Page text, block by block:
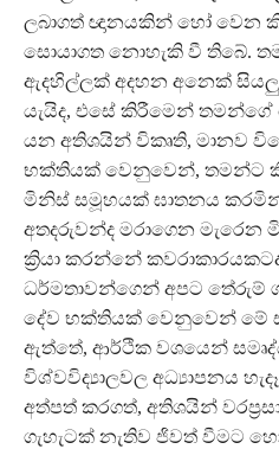
ලබාගත් ඥානයකින් හෝ වෙන
සොයාගත නොහැකි වී තිබේ.
ඇදහිල්ලක් අදහන අනෙක්
යැයිද, එසේ කිරීමෙන් තමන්ගේ
යන අතිශයින් විකෘති, මානව
භක්තියක් වෙනුවෙන්, තමන්ට
මිනිස් සමූහයක් ඝාතනය
අතදරුවන්ද මරාගෙන
ක්‍රියා කරන්නේ
ධර්මතාවන්ගෙන් අපට
දේව භක්තියක් වෙනුවෙන් මේ
ඇත්තේ, ආර්ථික වශයෙන්
විශ්වවිද්‍යාලවල අධ්‍යාපනය
අත්පත් කරගත්, අතිශයින්
ගැහැටක් නැතිව ජිවත් වීමට